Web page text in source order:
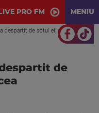
LIVE PRO FM MENIU
despartit de sotul ei, andrei boncea
de